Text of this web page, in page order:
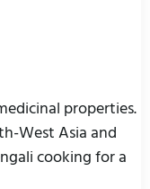
properties.
West Asia and
cooking for a